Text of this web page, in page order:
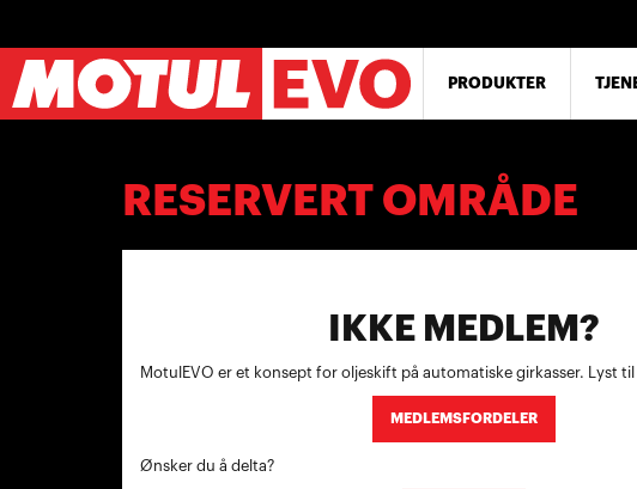
hovedinnhold
PRODUKTER
RESERVERT OMRÅDE
IKKE MEDLEM?
MotulEVO er et konsept for oljeskift på automatiske girkasser. Lyst til
MEDLEMSFORDELER
Ønsker du å delta?